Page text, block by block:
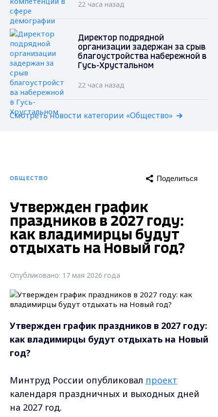
22 часа назад
Директор подрядной
организации задержан за срыв
благоустройства набережной в
Гусь-Хрустальном
22 часа назад
Смотреть новости категории «Общество»
ОБЩЕСТВО Поделиться
Утвержден график
праздников в 2027 году:
как владимирцы будут
отдыхать на Новый год?
Опубликовано: 17 мая 2026 года
Утвержден график праздников в 2027 году:
как владимирцы будут отдыхать на Новый
год?
Минтруд России опубликовал проект
календаря праздничных и выходных дней
на 2027 год.